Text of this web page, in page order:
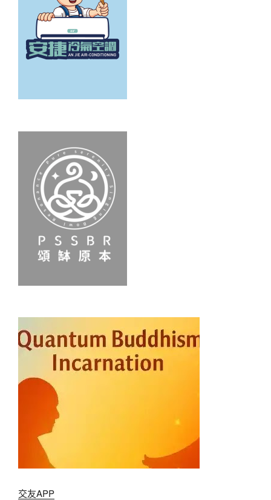
交友APP